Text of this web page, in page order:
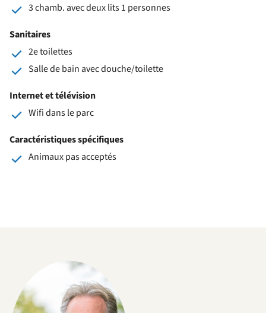
3 chamb. avec deux lits 1 personnes
Sanitaires
2e toilettes
Salle de bain avec douche/toilette
Internet et télévision
Wifi dans le parc
Caractéristiques spécifiques
Animaux pas acceptés